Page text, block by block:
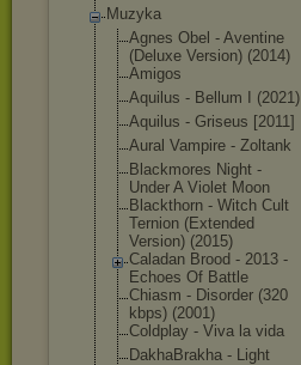
Muzyka
Agnes Obel - Aventine
(Deluxe Version) (2014)
Amigos
Aquilus - Bellum I (2021)
Aquilus - Griseus [2011]
Aural Vampire - Zoltank
Blackmores Night -
Under A Violet Moon
Blackthorn - Witch Cult
Ternion (Extended
Version) (2015)
Caladan Brood - 2013 -
Echoes Of Battle
Chiasm - Disorder (320
kbps) (2001)
Coldplay - Viva la vida
DakhaBrakha - Light